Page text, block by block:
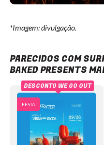
*Imagem: divulgação.
PARECIDOS COM
BAKED PRESENTS
FESTA
DESCONTO WE GO OUT